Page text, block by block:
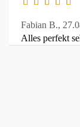
Fabian B.,
Alles perfekt